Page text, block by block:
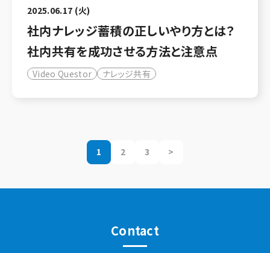
2025.06.17 (火)
社内ナレッジ蓄積の正しいやり方とは？
社内共有を成功させる方法と注意点
Video Questor ナレッジ共有
1 2 3 >
Contact